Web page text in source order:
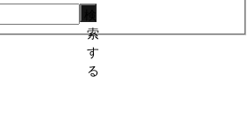
索
す
る